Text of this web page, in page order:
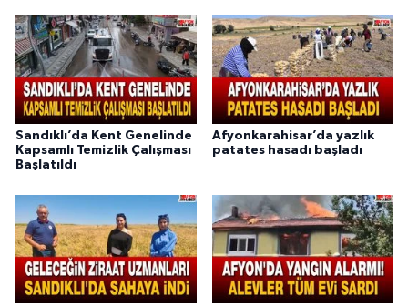
Sandıklı’da Kent Genelinde
Kapsamlı Temizlik Çalışması
Başlatıldı
Afyonkarahisar’da yazlık
patates hasadı başladı